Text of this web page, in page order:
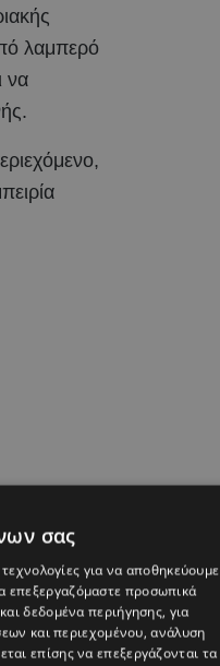
λαμπερό
να
σας
για να αποθηκεύουμε
επεξεργαζόμαστε προσωπικά
δεδομένα περιήγησης, για
και περιεχομένου, ανάλυση
επίσης να επεξεργάζονται τα